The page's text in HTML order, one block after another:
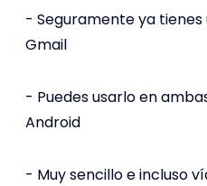
- Seguramente ya
Gmail
- Puedes usarlo en
Android
- Muy sencillo e incluso